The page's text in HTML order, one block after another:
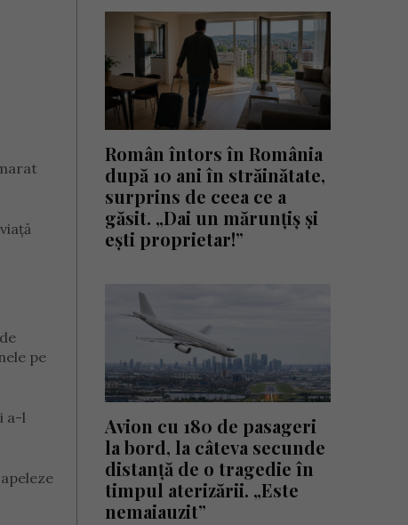
pe
a-l
Român întors în România
după 10 ani în străinătate,
surprins de ceea ce a
găsit. „Dai un mărunțiș și
ești proprietar!”
Avion cu 180 de pasageri
la bord, la câteva secunde
distanță de o tragedie în
timpul aterizării. „Este
nemaiauzit”